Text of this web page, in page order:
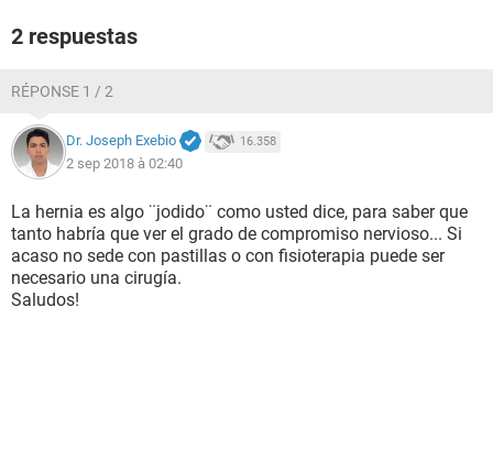
2 respuestas
RÉPONSE 1 / 2
Dr. Joseph Exebio 16.358
2 sep 2018 à 02:40
La hernia es algo ¨jodido¨ como usted dice, para saber que
tanto habría que ver el grado de compromiso nervioso... Si
acaso no sede con pastillas o con fisioterapia puede ser
necesario una cirugía.
Saludos!